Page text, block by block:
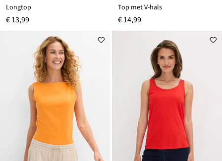
Longtop
€ 13,99
Top met V-hals
€ 14,99